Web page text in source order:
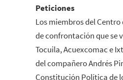
Peticiones
Los miembros del
de confrontación que se
Tocuila, Acuexcomac e
del compañero Andrés
Constitución Política de